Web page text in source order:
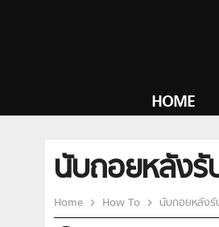
HOME
นับถอยหลังรั
Home How To นับถอยหลังรั